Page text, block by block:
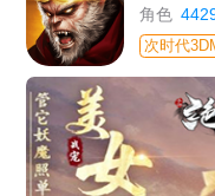
角色